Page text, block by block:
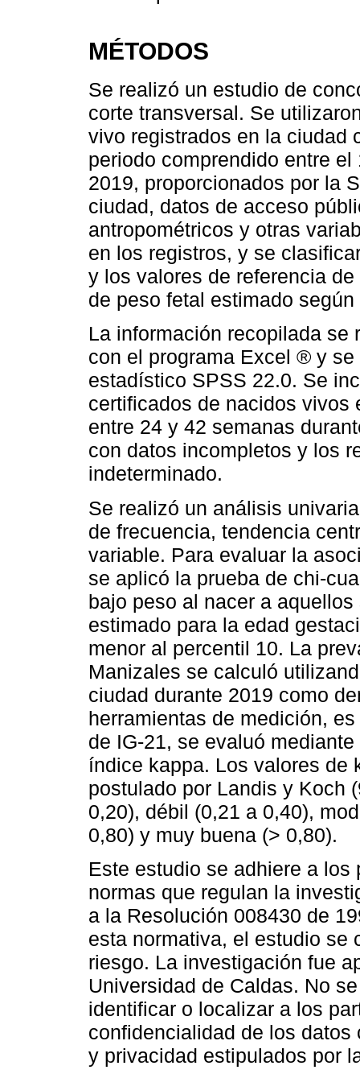
MÉTODOS
Se realizó un estudio de
corte transversal. Se
vivo registrados en la ciudad
periodo comprendido entre
2019, proporcionados por la
ciudad, datos de acceso
antropométricos y otras
en los registros, y se
y los valores de referencia
de peso fetal estimado
La información recopilada se
con el programa Excel ® y
estadístico SPSS 22.0. Se
certificados de nacidos vivos
entre 24 y 42 semanas
con datos incompletos y los
indeterminado.
Se realizó un análisis
de frecuencia, tendencia
variable. Para evaluar la
se aplicó la prueba de chi-
bajo peso al nacer a
estimado para la edad
menor al percentil 10. La
Manizales se calculó
ciudad durante 2019 como
herramientas de medición,
de IG-21, se evaluó
índice kappa. Los valores de
postulado por Landis y Koch
0,20), débil (0,21 a 0,40),
0,80) y muy buena (> 0,80).
Este estudio se adhiere a
normas que regulan la
a la Resolución 008430 de
esta normativa, el estudio se
riesgo. La investigación fue
Universidad de Caldas. No
identificar o localizar a los
confidencialidad de los
y privacidad estipulados por